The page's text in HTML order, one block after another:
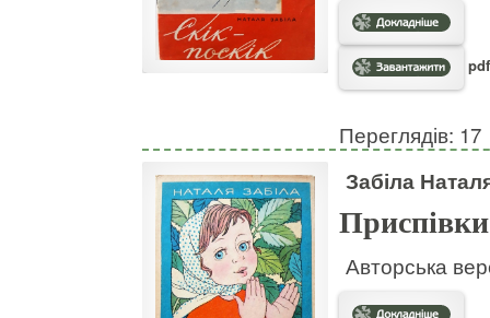
Переглядів: 17
Забіла
Приспівки
Авторська